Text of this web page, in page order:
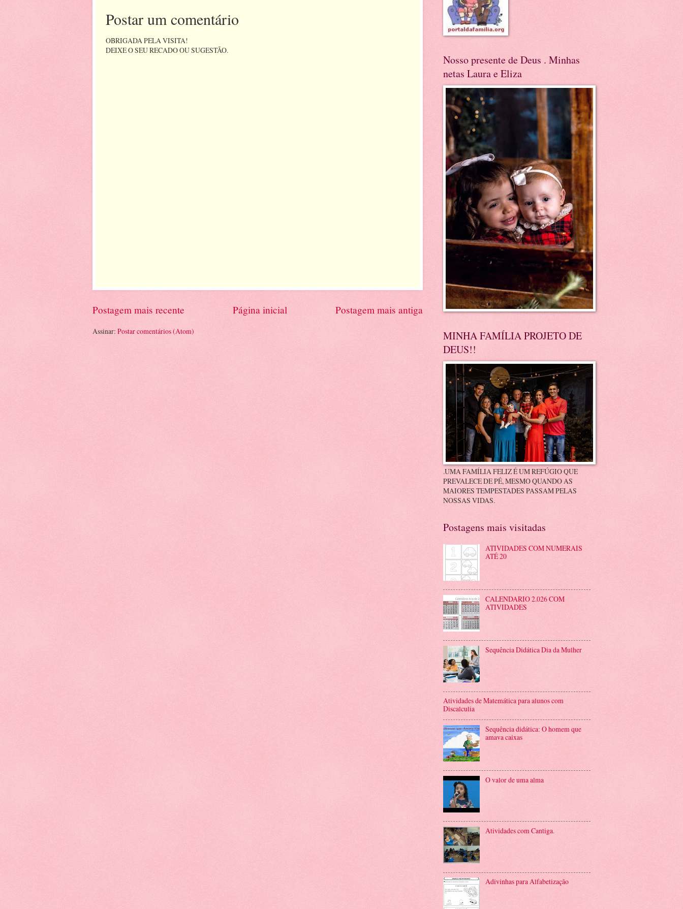
Postar um comentário
OBRIGADA PELA VISITA!
DEIXE O SEU RECADO OU SUGESTÃO.
Postagem mais recente Postagem mais antiga
Página inicial
Assinar: Postar comentários (Atom)
Nosso presente de Deus . Minhas
netas Laura e Eliza
MINHA FAMÍLIA PROJETO DE
DEUS!!
.UMA FAMÍLIA FELIZ É UM REFÚGIO QUE
PREVALECE DE PÉ, MESMO QUANDO AS
MAIORES TEMPESTADES PASSAM PELAS
NOSSAS VIDAS.
Postagens mais visitadas
ATIVIDADES COM NUMERAIS
ATÉ 20
CALENDARIO 2.026 COM
ATIVIDADES
Sequência Didática Dia da Mulher
Atividades de Matemática para alunos com
Discalculia
Sequência didática: O homem que
amava caixas
O valor de uma alma
Atividades com Cantiga.
Adivinhas para Alfabetização